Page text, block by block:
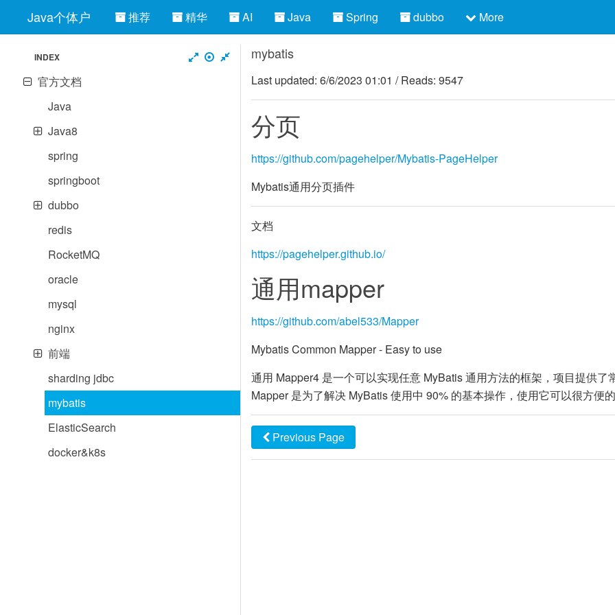
Java个体户 推荐 精华 AI Java Spring dubbo More
INDEX
官方文档
Java
Java8
spring
springboot
dubbo
redis
RocketMQ
oracle
mysql
nginx
前端
sharding jdbc
mybatis
ElasticSearch
docker&k8s
mybatis
Last updated: 6/6/2023 01:01 /Reads: 9547
分页
https://github.com/pagehelper/Mybatis-PageHelper
Mybatis通用分页插件
文档
https://pagehelper.github.io/
通用mapper
https://github.com/abel533/Mapper
Mybatis Common Mapper - Easy to use
通用 Mapper4 是一个可以实现任意 MyBatis 通用方法的框架，项目提供
Mapper 是为了解决 MyBatis 使用中 90% 的基本操作，使用它可以很方便
Previous Page